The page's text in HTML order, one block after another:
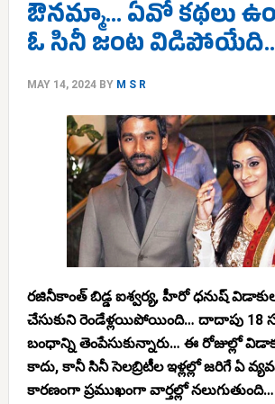
ఔనమ్మా… ఏవో కథలు
ఓ సినీ జంట
MAY 14, 2024BY M S R
రజినీకాంత్ బిడ్డ ఐశ్వర్య, హీరో ధనుష్
చేసుకుని రెండేళ్లయిపోయింది… దాదాపు 18
బంధాన్ని తెంపేసుకున్నారు… ఈ రోజుల్లో
కాదు, కానీ సినీ సెలబ్రిటీల ఇళ్లల్లో జరిగే ఏ
కారణంగా ప్రముఖంగా వార్తల్లో